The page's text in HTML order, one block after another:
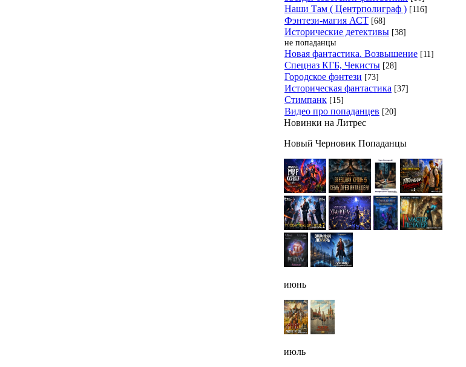
Наши Там ( Центрполиграф ) [116]
Фэнтези-магия АСТ [68]
Исторические детективы [38]
не попаданцы
Новая фантастика. Возвышение [11]
Спецназ КГБ, Чекисты [28]
Городское фэнтези [73]
Историческая фантастика [37]
Стимпанк [15]
Видео про попаданцев [20]
Новинки на Литрес
Новый Черновик Попаданцы
июнь
июль